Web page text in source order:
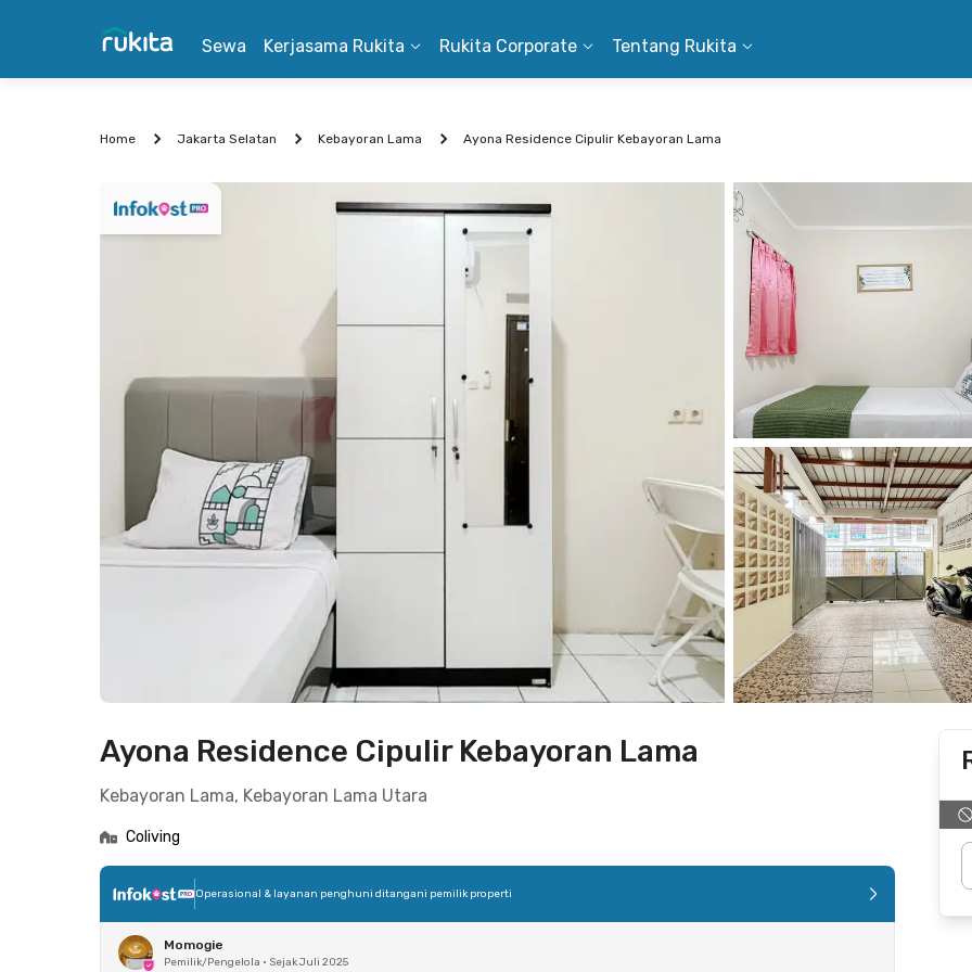
Sewa Kerjasama Rukita Rukita Corporate Tentang Rukita
Home Jakarta Selatan Kebayoran Lama Ayona Residence Cipulir Kebayoran Lama
Ayona Residence Cipulir Kebayoran Lama
Kebayoran Lama, Kebayoran Lama Utara
Coliving
Operasional & layanan penghuni ditangani pemilik properti
Momogie
Pemilik/Pengelola • Sejak Juli 2025